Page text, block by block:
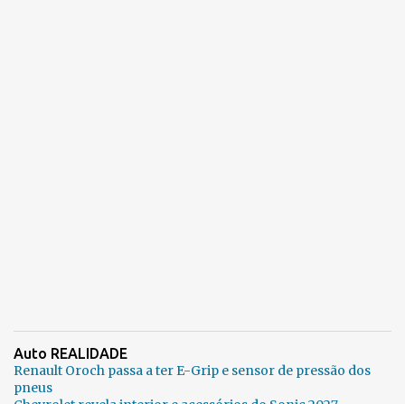
Auto REALIDADE
Renault Oroch passa a ter E-Grip e sensor de pressão dos
pneus